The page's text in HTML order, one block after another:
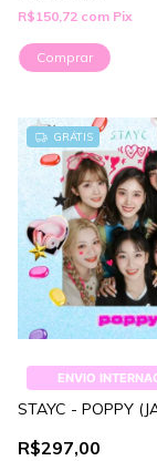
R$150,72 com Pix
Comprar
GRÁTIS
ENVIO
STAYC - POPPY
R$297,00